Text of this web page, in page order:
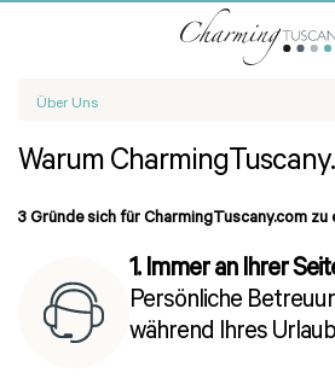
Über Uns
Warum
3 Gründe sich für CharmingTuscany.com zu
1. Immer an Ihrer
Persönliche
während Ihres